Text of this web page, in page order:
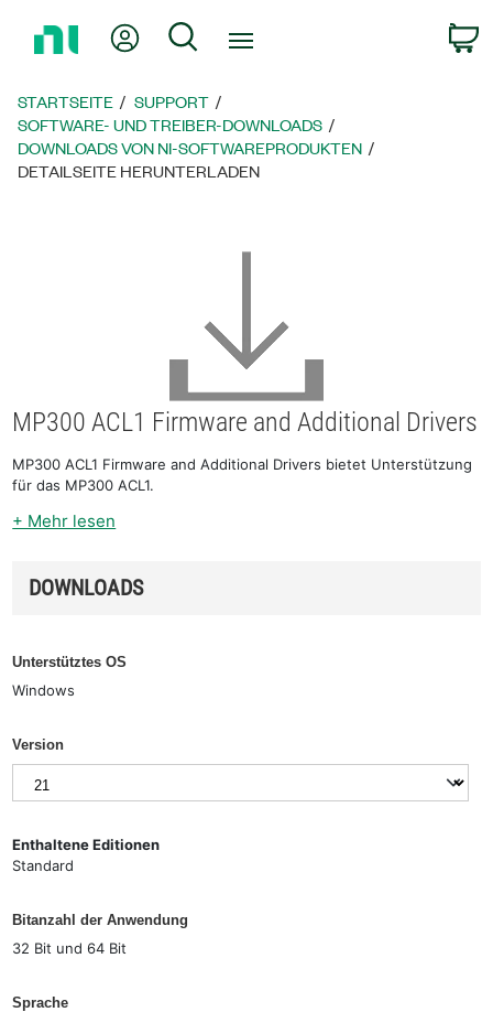
zur
Mein KontoSuche
STARTSEITE
SUPPORT
SOFTWARE- UND TREIBER-DOWNLOADS
DOWNLOADS VON NI-SOFTWAREPRODUKTEN
DETAILSEITE HERUNTERLADEN
MP300 ACL1 Firmware and Additional Drivers
MP300 ACL1 Firmware and Additional Drivers bietet Unterstützung
für das MP300 ACL1.
+ Mehr lesen
DOWNLOADS
Unterstütztes OS
Windows
Version
Enthaltene Editionen
Standard
Bitanzahl der Anwendung
32 Bit und 64 Bit
Sprache